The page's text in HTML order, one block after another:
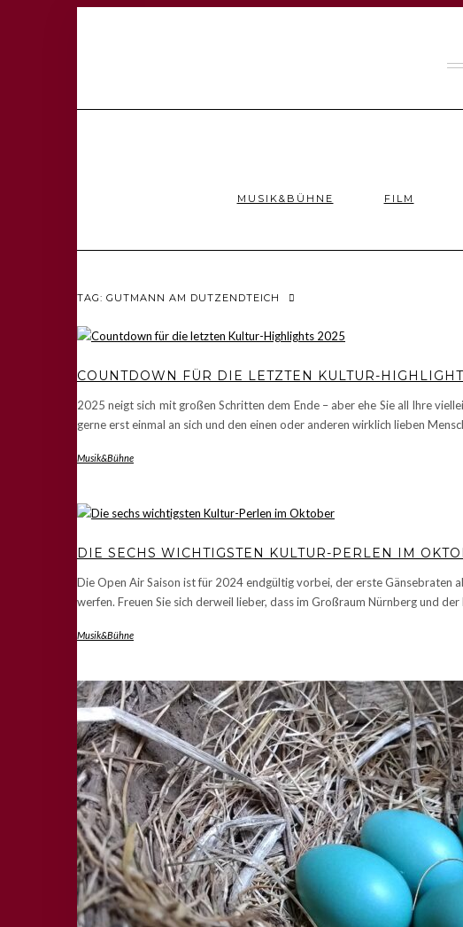
MUSIK&BÜHNE FILM
TAG: GUTMANN AM DUTZENDTEICH
COUNTDOWN FÜR DIE LETZTEN KULTUR-
2025 neigt sich mit großen Schritten dem Ende – aber ehe Sie all Ihre
gerne erst einmal an sich und den einen oder anderen wirklich lieben
Musik&Bühne
DIE SECHS WICHTIGSTEN KULTUR-PERLEN IM
Die Open Air Saison ist für 2024 endgültig vorbei, der erste Gänsebraten
werfen. Freuen Sie sich derweil lieber, dass im Großraum Nürnberg und
Musik&Bühne